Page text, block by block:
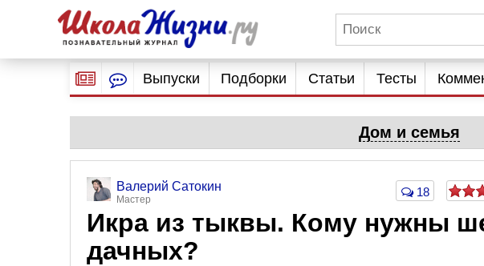
Выпуски Подборки Статьи Тесты
Дом и семья
Валерий Сатокин
Мастер
18
Икра из тыквы. Кому нужны
дачных?